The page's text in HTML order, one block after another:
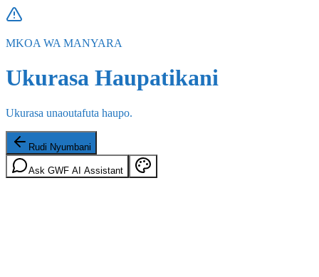
MKOA WA MANYARA
Ukurasa Haupatikani
Ukurasa unaoutafuta haupo.
Rudi Nyumbani
Ask GWF AI Assistant